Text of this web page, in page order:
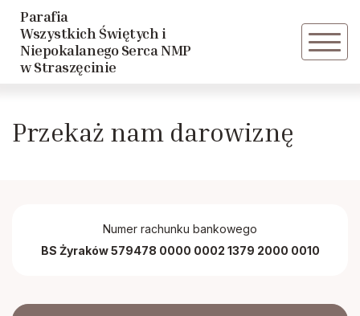
Parafia
Wszystkich Świętych i
Niepokalanego Serca NMP
w Straszęcinie
Historia parafii
Duszpasterze
Caritas
Rycerstwo Niepokalanej
Akcja Katolicka
Przekaż nam darowiznę
Numer rachunku bankowego
BS Żyraków579478 0000 0002 1379 2000 0010